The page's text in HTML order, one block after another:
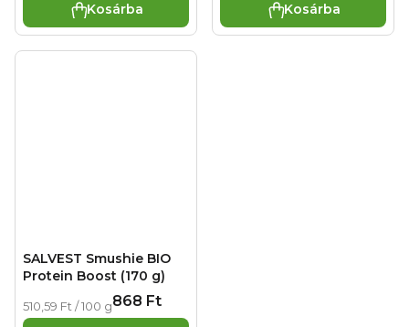
Kosárba Kosárba
SALVEST Smushie BIO
Protein Boost (170 g)
868 Ft
Egységár:
510,59 Ft / 100 g